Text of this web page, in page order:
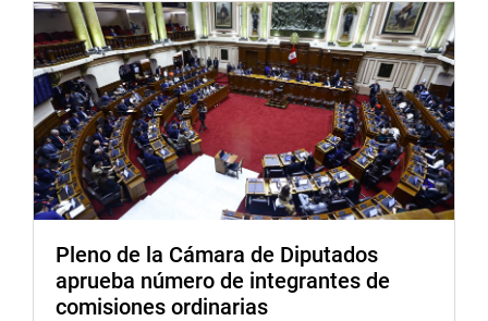
Al término de las intervenciones de los representantes, la
moción dada a conocer fue admitida para su debate.
Antes, se dio cuenta en el pleno del Congreso dos
mociones de interpelación contra el ministro de
Educación, Carlos Gallardo, a fin de que concurra al
hemiciclo y rinda cuenta a la ciudadanía de las posibles
graves irregularidades ocurridas en la aplicación de la
Prueba Única Nacional de la Evaluación Docente 2021.
OFICINA DE COMUNICACIONES
Pleno de la Cámara de Diputados
aprueba número de integrantes de
comisiones ordinarias